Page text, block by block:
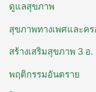
ดูแลสุขภาพ
สุขภาพทางเพศและค
สร้างเสริมสุขภาพ 3 อ
พฤติกรรมอันตราย